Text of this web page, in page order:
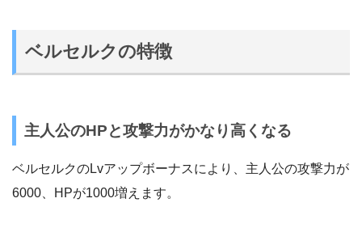
ベルセルクの特徴
主人公のHPと攻撃力がかなり高くなる
ベルセルクのLvアップボーナスにより、主人公の攻撃力が
6000、HPが1000増えます。